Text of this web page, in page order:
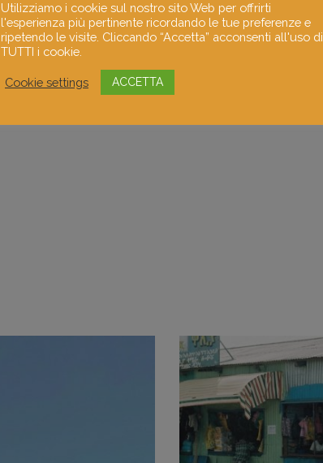
Utilizziamo i cookie sul nostro sito Web per offrirti
l'esperienza più pertinente ricordando le tue preferenze e
ripetendo le visite. Cliccando “Accetta” acconsenti all'uso di
TUTTI i cookie.
Cookie settings ACCETTA